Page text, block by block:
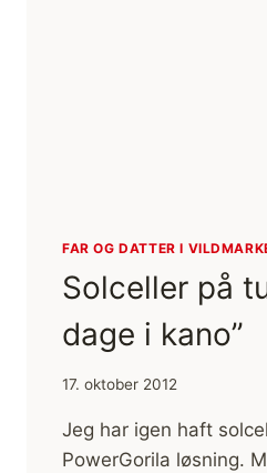
FAR OG DATTER I
Solceller på
dage i kano”
17. oktober 2012
Jeg har igen haft
PowerGorila løsning.